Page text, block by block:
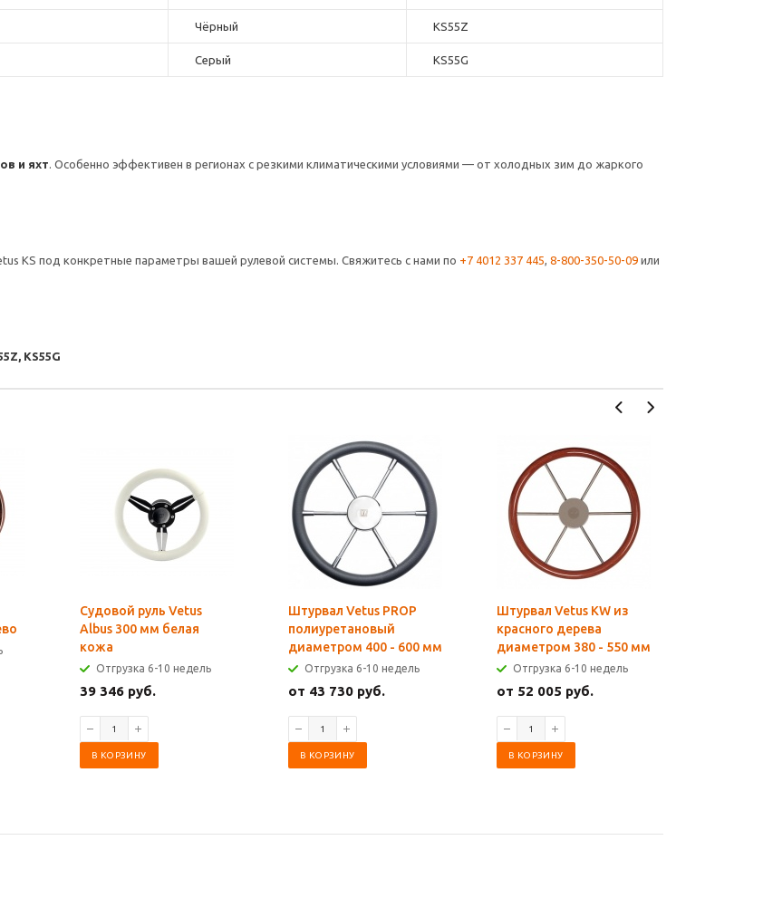
Чёрный KS55Z
Серый KS55G
и яхт. Особенно эффективен в регионах с резкими климатическими условиями — от холодных зим до жаркого
KS под конкретные параметры вашей рулевой системы. Свяжитесь с нами по +7 4012 337 445, 8-800-350-50-09 или
KS55G
Судовой руль Vetus
Albus 300 мм белая
кожа
Отгрузка 6-10 недель
39 346 руб.
В КОРЗИНУ
Штурвал Vetus PROP
полиуретановый
диаметром 400 - 600 мм
Отгрузка 6-10 недель
от 43 730 руб.
В КОРЗИНУ
Штурвал Vetus KW из
красного дерева
диаметром 380 - 550 мм
Отгрузка 6-10 недель
от 52 005 руб.
В КОРЗИНУ